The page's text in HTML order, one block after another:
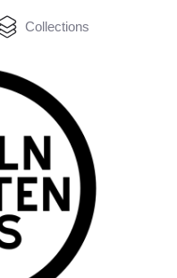
Collections